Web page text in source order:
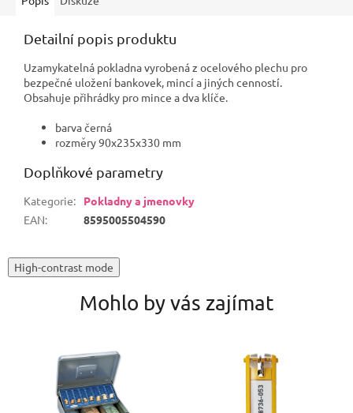
Detailní popis produktu
Uzamykatelná pokladna vyrobená z ocelového plechu pro
bezpečné uložení bankovek, mincí a jiných cenností.
Obsahuje přihrádky pro mince a dva klíče.
barva černá
rozměry 90x235x330 mm
Doplňkové parametry
Kategorie:
Pokladny a jmenovky
EAN: 8595005504590
High-contrast mode
Mohlo by vás zajímat